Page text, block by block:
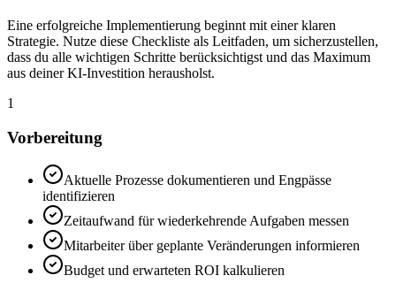
Eine erfolgreiche Implementierung beginnt mit einer klaren
Strategie. Nutze diese Checkliste als Leitfaden, um sicherzustellen,
dass du alle wichtigen Schritte berücksichtigst und das Maximum
aus deiner KI-Investition herausholst.
1
Vorbereitung
Aktuelle Prozesse dokumentieren und Engpässe
identifizieren
Zeitaufwand für wiederkehrende Aufgaben messen
Mitarbeiter über geplante Veränderungen informieren
Budget und erwarteten ROI kalkulieren